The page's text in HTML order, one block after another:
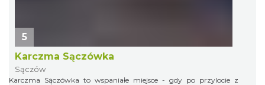
5
Karczma Sączówka
Sączów
Karczma Sączówka to wspaniałe miejsce - gdy po przylocie z